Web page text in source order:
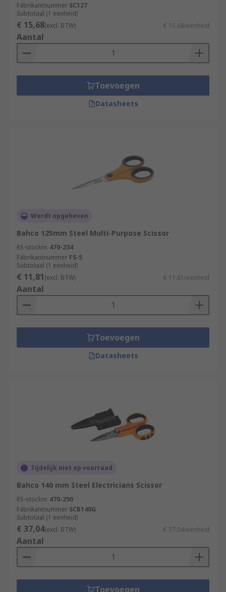
Fabrikantnummer SC127
Subtotaal (1 eenheid)
€ 15,68(excl. BTW) € 15,68/eenheid
Aantal
Toevoegen
Datasheets
Wordt opgeheven
Bahco 125mm Steel Multi-Purpose Scissor
RS-stocknr. 470-234
Fabrikantnummer FS-5
Subtotaal (1 eenheid)
€ 11,81(excl. BTW) € 11,81/eenheid
Aantal
Toevoegen
Datasheets
Tijdelijk niet op voorraad
Bahco 140 mm Steel Electricians Scissor
RS-stocknr. 470-290
Fabrikantnummer SCB140G
Subtotaal (1 eenheid)
€ 37,04(excl. BTW) € 37,04/eenheid
Aantal
Toevoegen